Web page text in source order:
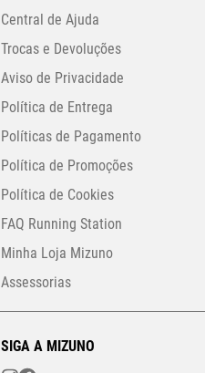
Central de Ajuda
Trocas e Devoluções
Aviso de Privacidade
Política de Entrega
Políticas de Pagamento
Política de Promoções
Política de Cookies
FAQ Running Station
Minha Loja Mizuno
Assessorias
SIGA A MIZUNO